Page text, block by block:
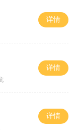
详情
详情
详情